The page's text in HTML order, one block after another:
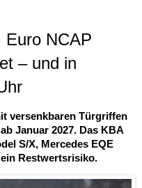
Euro NCAP
– und in
versenkbaren Türgriffen
Januar 2027. Das KBA
S/X, Mercedes EQE
Restwertsrisiko.